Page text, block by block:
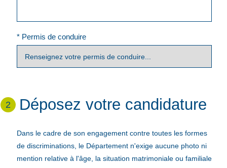
* Permis de conduire
2 Déposez votre candidature
Dans le cadre de son engagement contre toutes les formes
de discriminations, le Département n'exige aucune photo ni
mention relative à l'âge, la situation matrimoniale ou familiale